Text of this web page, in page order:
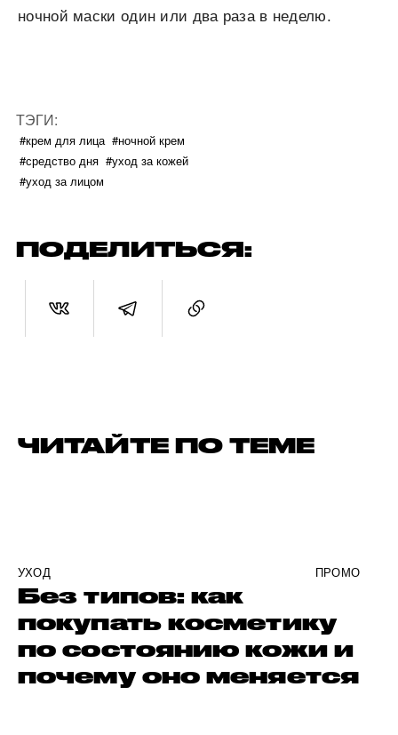
ночной маски один или два раза в неделю.
ТЭГИ:
#крем для лица #ночной крем
#средство дня #уход за кожей
#уход за лицом
ПОДЕЛИТЬСЯ:
ЧИТАЙТЕ ПО ТЕМЕ
УХОД ПРОМО
Без типов: как
покупать косметику
по состоянию кожи и
почему оно меняется